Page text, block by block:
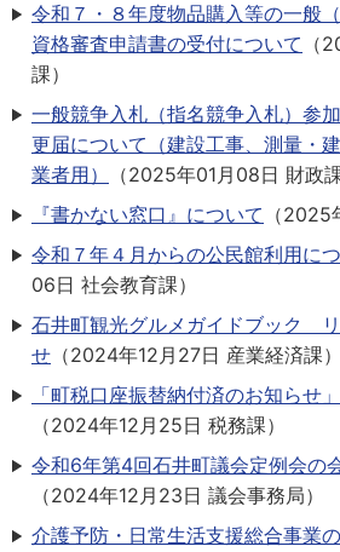
令和７・８年度物品購入等の一般
資格審査申請書の受付について （
課）
一般競争入札（指名競争入札）参
更届について（建設工事、測量・
業者用）
（2025年01月08日 財政
『書かない窓口』について （2025
令和７年４月からの公民館利用に
06日 社会教育課）
石井町観光グルメガイドブック
せ （2024年12月27日 産業経済課）
「町税口座振替納付済のお知らせ
（2024年12月25日 税務課）
令和6年第4回石井町議会定例会の
（2024年12月23日 議会事務局）
介護予防・日常生活支援総合事業